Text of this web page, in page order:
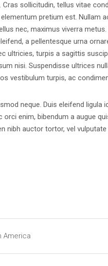
sollicitudin, tellus vitae
pretium est. Nullam
nec, maximus viverra
a pellentesque urna
ultricies, turpis a sagittis
nisi. Suspendisse ultrices
vestibulum turpis, ac
neque. Duis eleifend
enim, bibendum a augue
nibh auctor tortor, vel
America